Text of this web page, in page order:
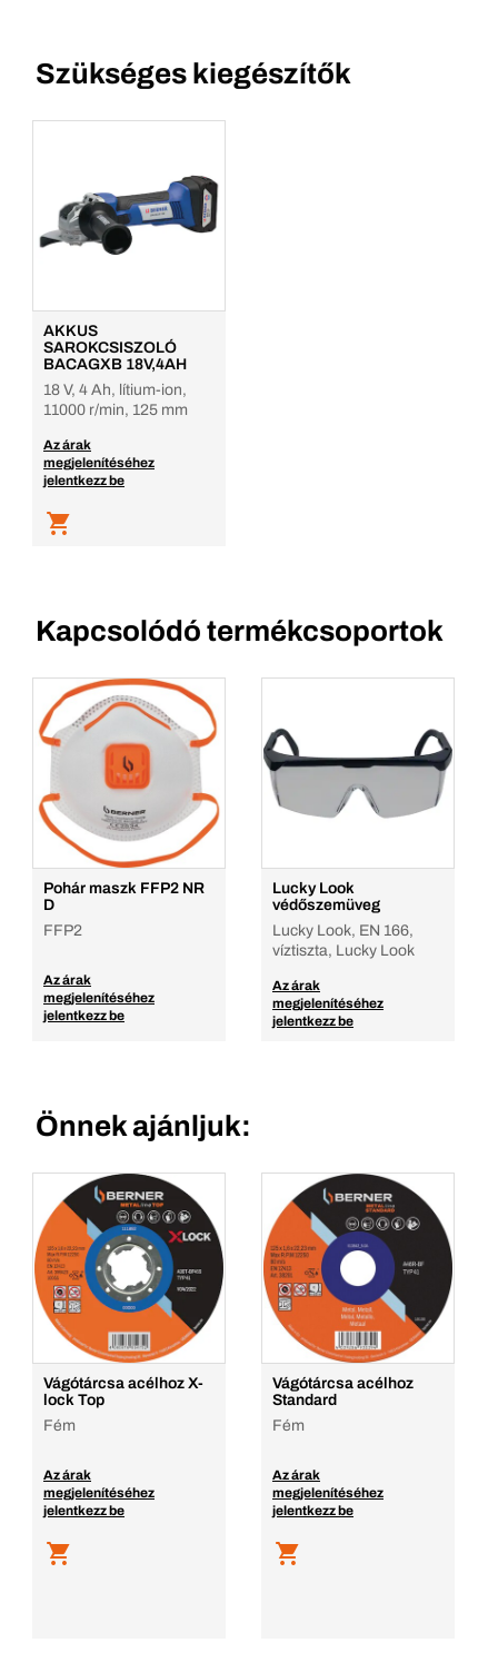
Szükséges kiegészítők
AKKUS
SAROKCSISZOLÓ
BACAGXB 18V,4AH
18 V, 4 Ah, lítium-ion,
11000 r/min, 125 mm
Az árak
megjelenítéséhez
jelentkezz be
Kapcsolódó termékcsoportok
Pohár maszk FFP2 NR
D
FFP2
Az árak
megjelenítéséhez
jelentkezz be
Lucky Look
védőszemüveg
Lucky Look, EN 166,
víztiszta, Lucky Look
Az árak
megjelenítéséhez
jelentkezz be
Önnek ajánljuk:
Vágótárcsa acélhoz X-
lock Top
Fém
Az árak
megjelenítéséhez
jelentkezz be
Vágótárcsa acélhoz
Standard
Fém
Az árak
megjelenítéséhez
jelentkezz be